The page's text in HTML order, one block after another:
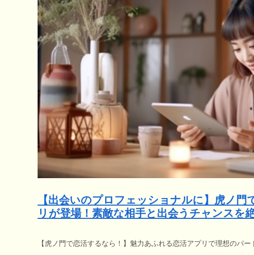
【出会いのプロフェッショナルに】虎ノ
リが登場！素敵な相手と出会うチャンスを
【虎ノ門で恋活するなら！】魅力あふれる恋活アプリで理想のパー